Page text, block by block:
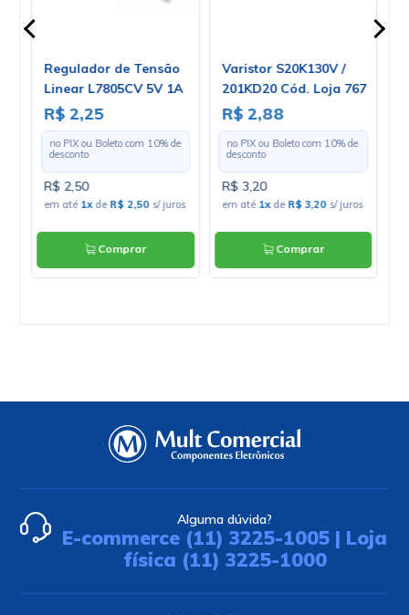
Regulador de Tensão
Linear L7805CV 5V 1A
Positivo TO-220 - Cód.
Loja 03
R$ 2,25
no PIX ou Boleto com 10% de
desconto
R$ 2,50
em até 1xde R$ 2,50 s/ juros
Comprar
Varistor S20K130V /
201KD20 Cód. Loja 767
R$ 2,88
no PIX ou Boleto com 10% de
desconto
R$ 3,20
em até 1xde R$ 3,20 s/ juros
Comprar
Alguma dúvida?
E-commerce (11) 3225-1005 | Loja
física (11) 3225-1000